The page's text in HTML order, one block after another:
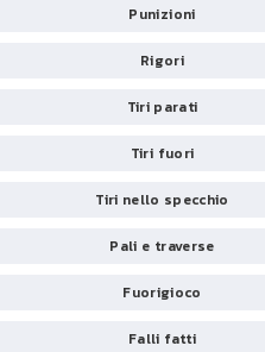
Punizioni
Rigori
Tiri parati
Tiri fuori
Tiri nello specchio
Pali e traverse
Fuorigioco
Falli fatti